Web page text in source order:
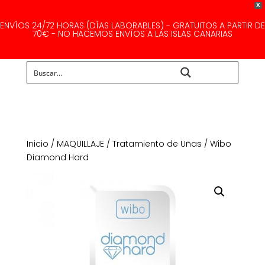
X
ENVÍOS 24/72 HORAS (DÍAS LABORABLES) - GRATUITOS A PARTIR DE
70€ - NO HACEMOS ENVÍOS A LAS ISLAS CANARIAS
Inicio / MAQUILLAJE/ Tratamiento de Uñas / Wibo
Diamond Hard